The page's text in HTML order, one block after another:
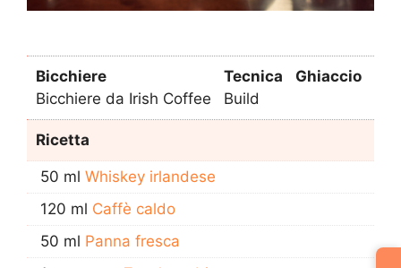
Bicchiere
Bicchiere da Irish Coffee
Tecnica
Build
Ghiaccio
Ricetta
50 ml Whiskey irlandese
120 ml Caffè caldo
50 ml Panna fresca